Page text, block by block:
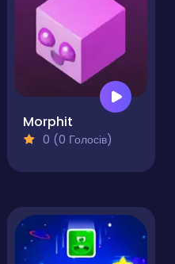
Morphit
0 (0 Голосів)